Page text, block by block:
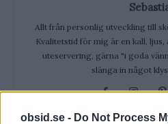
obsid.se - Do Not Process
Allt från personlig utveckling till
Kvalitetstid för mig är en kall, ljus,
uteservering, gärna "i goda
slänga in något